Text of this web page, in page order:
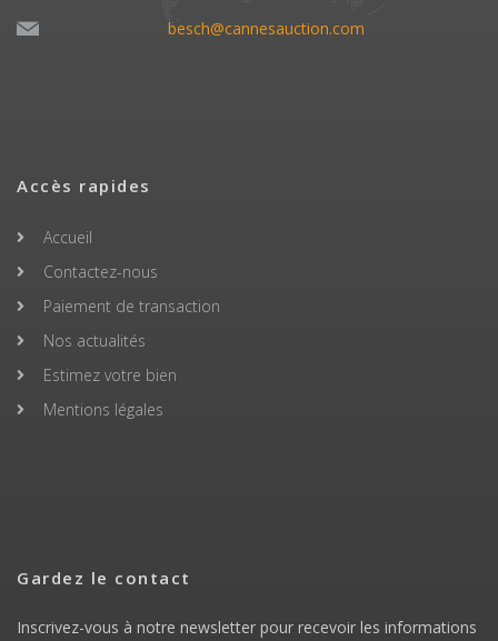
besch@cannesauction.com
Accès rapides
Accueil
Contactez-nous
Paiement de transaction
Nos actualités
Estimez votre bien
Mentions légales
Gardez le contact
Inscrivez-vous à notre newsletter pour recevoir les informations